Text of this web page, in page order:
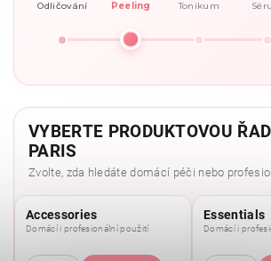
Odličování Peeling Tonikum
VYBERTE PRODUKTOVOU
PARIS
Zvolte, zda hledáte domácí péči nebo
Accessories
Domácí i profesionální použití
Essentials
Domácí i